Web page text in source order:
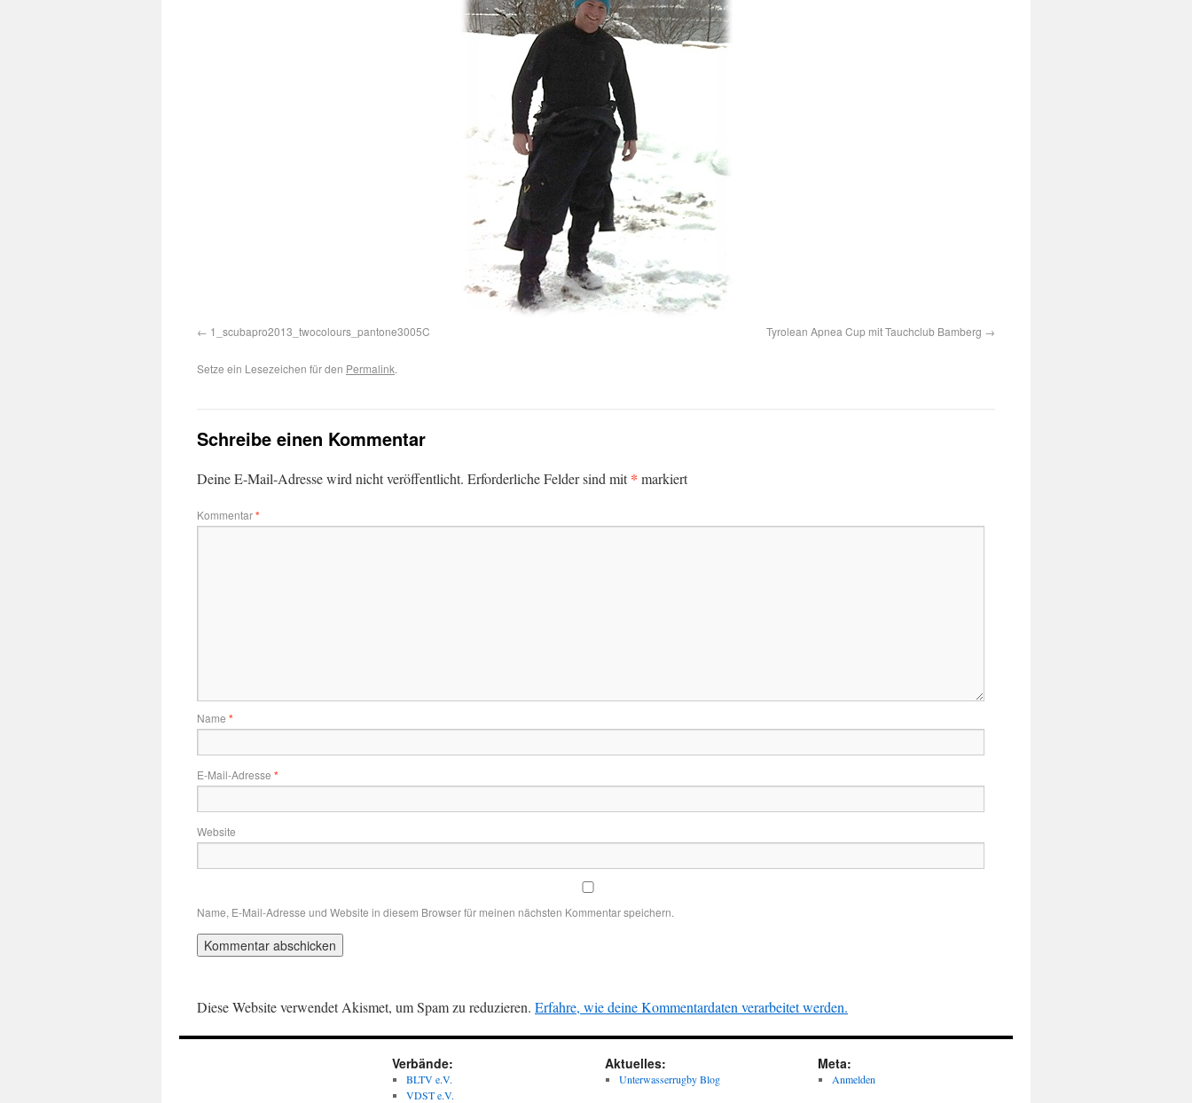
1_scubapro2013_twocolours_pantone3005C Tyrolean Apnea Cup mit Tauchclub Bamberg
Setze ein Lesezeichen für den Permalink.
Schreibe einen Kommentar
Deine E-Mail-Adresse wird nicht veröffentlicht. Erforderliche Felder sind mit* markiert
Kommentar*
Name *
E-Mail-Adresse *
Website
Name, E-Mail-Adresse und Website in diesem Browser für meinen nächsten Kommentar speichern.
Diese Website verwendet Akismet, um Spam zu reduzieren. Erfahre, wie deine Kommentardaten verarbeitet werden.
Verbände:
BLTV e.V.
VDST e.V.
Aktuelles:
Unterwasserrugby Blog
Meta:
Anmelden